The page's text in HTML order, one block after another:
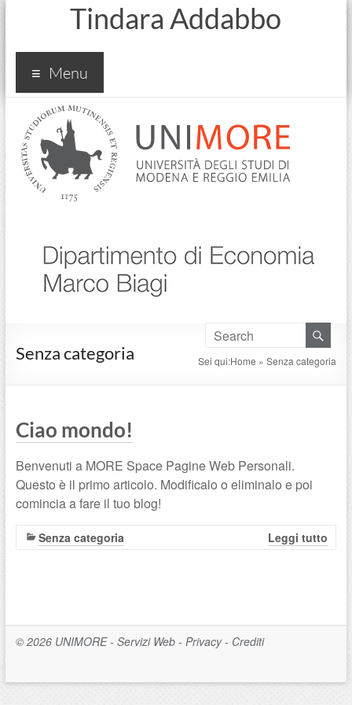
Tindara Addabbo
Menu
Senza categoria Sei qui:Home »Senza categoria
Ciao mondo!
Benvenuti a MORE Space Pagine Web Personali.
Questo è il primo articolo. Modificalo o eliminalo e poi
comincia a fare il tuo blog!
Senza categoria Leggi tutto
© 2026 UNIMORE- Servizi Web- Privacy- Crediti